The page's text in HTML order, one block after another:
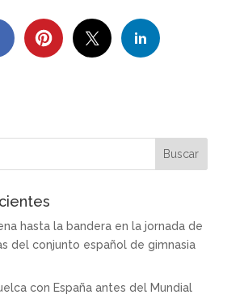
hasta la bandera en la jornada de
del conjunto español de gimnasia
con España antes del Mundial